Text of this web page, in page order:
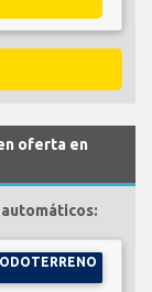
oferta en